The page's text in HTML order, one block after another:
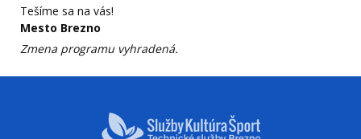
Tešíme sa na vás!
Mesto Brezno
Zmena programu vyhradená.